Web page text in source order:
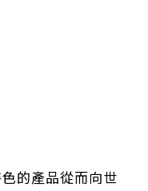
的產品從而向世